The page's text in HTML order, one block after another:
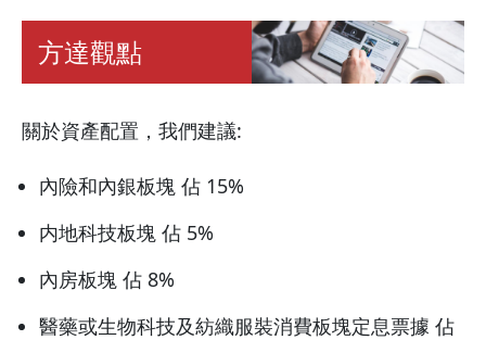
方達觀點
關於資產配置，我們建議:
內險和內銀板塊 佔 15%
内地科技板塊 佔 5%
內房板塊 佔 8%
醫藥或生物科技及紡織服裝消費板塊定息票據 佔